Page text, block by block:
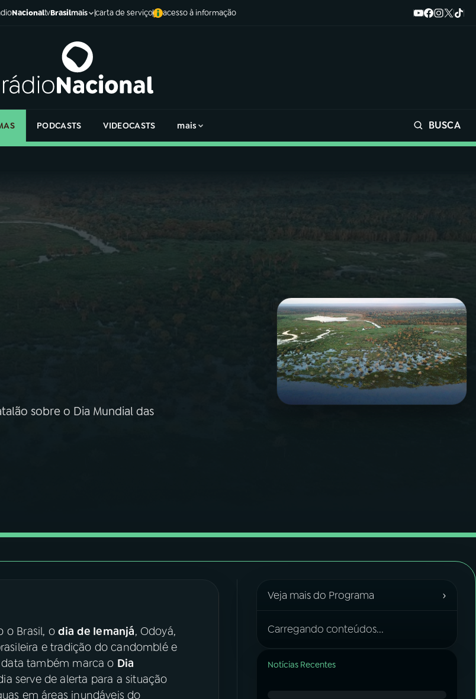
NacionaltvBrasilmais carta de serviço acesso à informação
PODCASTS VIDEOCASTS mais BUSCA
sobre o Dia Mundial das
o Brasil, odia de Iemanjá, Odoyá,
e tradição do candomblé e
também marca o Dia
serve de alerta para a situação
em áreas inundáveis do
Veja mais do Programa ›
Carregando conteúdos...
Notícias Recentes